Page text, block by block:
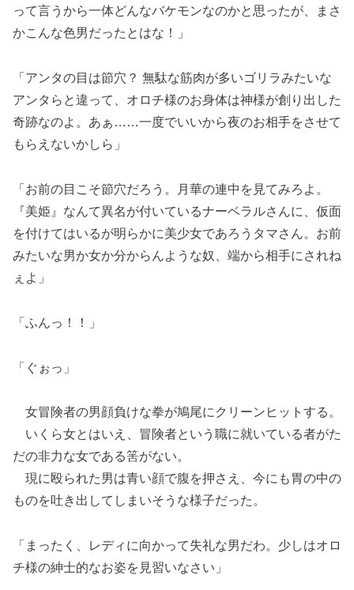
って言うから一体どんなバケモンなのかと思ったが、まさ
かこんな色男だったとはな！」
「アンタの目は節穴？ 無駄な筋肉が多いゴリラみたいな
アンタらと違って、オロチ様のお身体は神様が創り出した
奇跡なのよ。あぁ……一度でいいから夜のお相手をさせて
もらえないかしら」
「お前の目こそ節穴だろう。月華の連中を見てみろよ。
『美姫』なんて異名が付いているナーベラルさんに、仮面
を付けてはいるが明らかに美少女であろうタマさん。お前
みたいな男か女か分からんような奴、端から相手にされね
ぇよ」
「ふんっ！！」
「ぐぉっ」
女冒険者の男顔負けな拳が鳩尾にクリーンヒットする。
いくら女とはいえ、冒険者という職に就いている者がた
だの非力な女である筈がない。
現に殴られた男は青い顔で腹を押さえ、今にも胃の中の
ものを吐き出してしまいそうな様子だった。
「まったく、レディに向かって失礼な男だわ。少しはオロ
チ様の紳士的なお姿を見習いなさい」